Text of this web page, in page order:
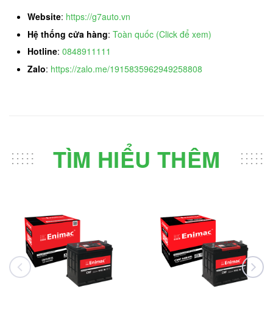
Website: https://g7auto.vn
Hệ thống cửa hàng: Toàn quốc (Click để xem)
Hotline: 0848911111
Zalo: https://zalo.me/1915835962949258808
TÌM HIỂU THÊM